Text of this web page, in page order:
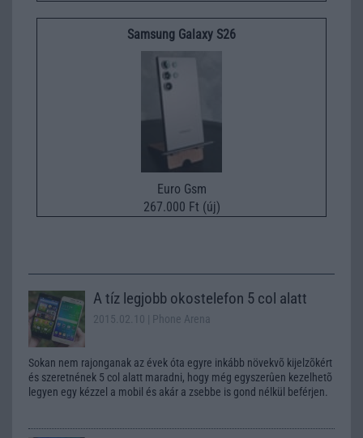
Samsung Galaxy S26
Euro Gsm
267.000 Ft (új)
A tíz legjobb okostelefon 5 col alatt
2015.02.10 | Phone Arena
Sokan nem rajonganak az évek óta egyre inkább növekvõ kijelzõkért
és szeretnének 5 col alatt maradni, hogy még egyszerûen kezelhetõ
legyen egy kézzel a mobil és akár a zsebbe is gond nélkül beférjen.